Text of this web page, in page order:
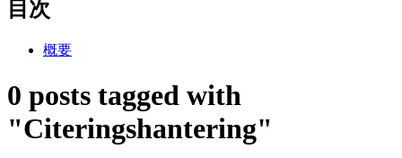
目次
概要
0 posts tagged with
"Citeringshantering"